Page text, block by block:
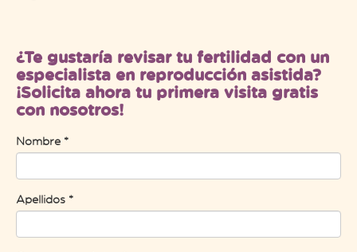
¿Te gustaría revisar tu fertilidad con un
especialista en reproducción asistida?
¡Solicita ahora tu primera visita gratis
con nosotros!
Nombre *
Apellidos *